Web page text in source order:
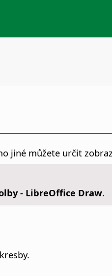
jiné můžete určit
- LibreOffice Draw.